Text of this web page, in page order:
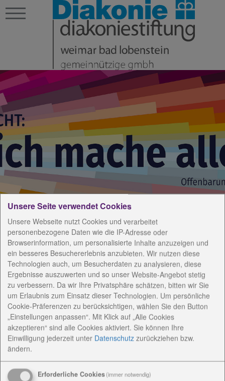
Startseite Öffentlichkeitsarbeit
Spende für das Weisse
Ross
30.09.2016
Unsere Seite verwendet Cookies
Unsere Webseite nutzt Cookies und verarbeitet
personenbezogene Daten wie die IP-Adresse oder
Browserinformation, um personalisierte Inhalte anzuzeigen und
ein besseres Besuchererlebnis anzubieten. Wir nutzen diese
Technologien auch, um Besucherdaten zu analysieren, diese
Ergebnisse auszuwerten und so unser Website-Angebot stetig
zu verbessern. Da wir Ihre Privatsphäre schätzen, bitten wir Sie
um Erlaubnis zum Einsatz dieser Technologien. Um persönliche
Cookie-Präferenzen zu berücksichtigen, wählen Sie den Button
„Einstellungen anpassen“. Mit Klick auf „Alle Cookies
akzeptieren“ sind alle Cookies aktiviert. Sie können Ihre
Einwilligung jederzeit unter Datenschutz zurückziehen bzw.
ändern.
Erforderliche Cookies(immer notwendig)